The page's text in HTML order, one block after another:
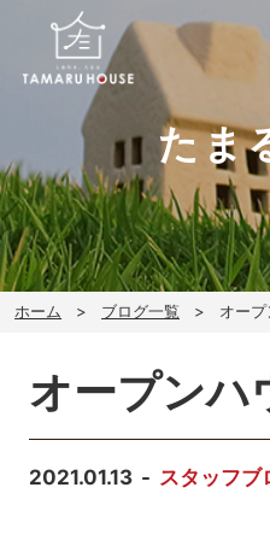
たま
ホーム ブログ一覧 オープ
オープンハ
2021.01.13 スタッフブ